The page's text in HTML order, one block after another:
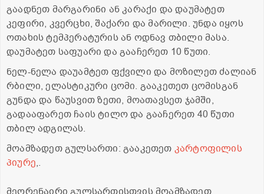
გაადნეთ მარგარინი ან კარაქი და დაუმატეთ
კეფირი, კვერცხი, შაქარი და მარილი. უნდა იყოს
ოთახის ტემპერატურის ან ოდნავ თბილი მასა.
დაუმატეთ საფუარი და გააჩერეთ 10 წუთი.
ნელ-ნელა დაუამტეთ ფქვილი და მოზილეთ ძალიან
რბილი, ელასტიკური ცომი. გააკეთეთ ცომისგან
გუნდა და წაუსვით ზეთი, მოათავსეთ ჯამში,
გადააფარეთ ჩაის ტილო და გააჩერეთ 40 წუთი
თბილ ადგილას.
მოამზადეთ გულსართი: გააკეთეთ კარტოფილის
პიურე,.